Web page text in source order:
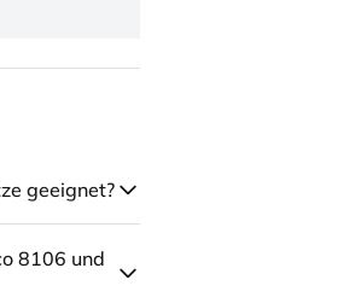
geeignet?
8106 und